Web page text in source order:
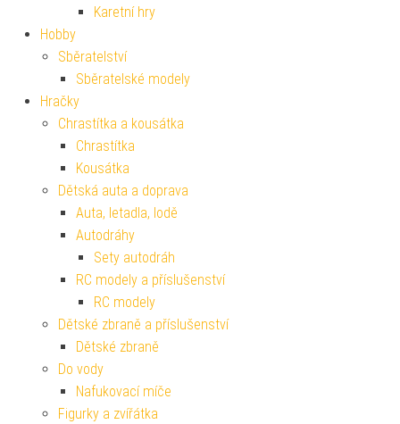
Karetní hry
Hobby
Sběratelství
Sběratelské modely
Hračky
Chrastítka a kousátka
Chrastítka
Kousátka
Dětská auta a doprava
Auta, letadla, lodě
Autodráhy
Sety autodráh
RC modely a příslušenství
RC modely
Dětské zbraně a příslušenství
Dětské zbraně
Do vody
Nafukovací míče
Figurky a zvířátka